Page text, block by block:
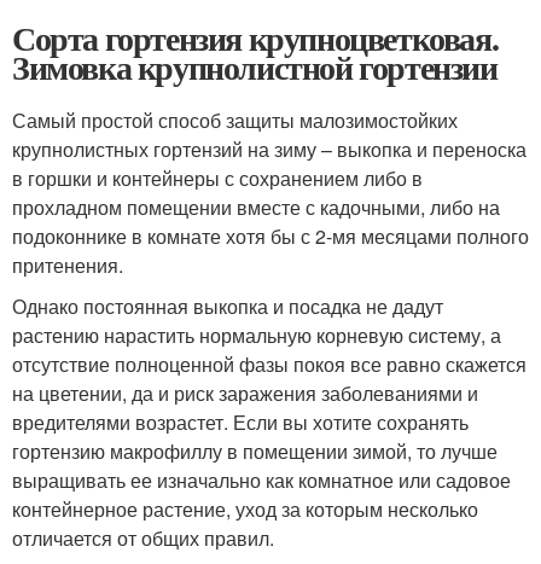
Сорта гортензия крупноцветковая.
Зимовка крупнолистной гортензии
Самый простой способ защиты малозимостойких
крупнолистных гортензий на зиму – выкопка и переноска
в горшки и контейнеры с сохранением либо в
прохладном помещении вместе с кадочными, либо на
подоконнике в комнате хотя бы с 2-мя месяцами полного
притенения.
Однако постоянная выкопка и посадка не дадут
растению нарастить нормальную корневую систему, а
отсутствие полноценной фазы покоя все равно скажется
на цветении, да и риск заражения заболеваниями и
вредителями возрастет. Если вы хотите сохранять
гортензию макрофиллу в помещении зимой, то лучше
выращивать ее изначально как комнатное или садовое
контейнерное растение, уход за которым несколько
отличается от общих правил.